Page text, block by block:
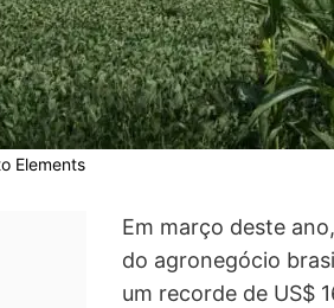
Elements
Em março deste
do agronegócio
um recorde de US$